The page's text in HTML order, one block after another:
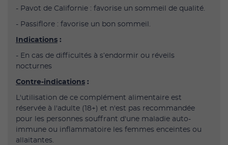
- Pavot de Californie : favorise un sommeil de qualité.
- Passiflore : favorise un bon sommeil.
Indications :
- En cas de difficultés à s’endormir ou réveils
nocturnes
Contre-indications :
L'utilisation de ce complément alimentaire est
réservée à l'adulte (18+) et n'est pas recommandée
pour les personnes souffrant d'une maladie auto-
immune ou inflammatoire les femmes enceintes ou
allaitantes.